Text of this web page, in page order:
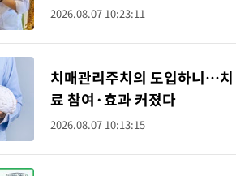
2026.08.07 10:23:11
치매관리주치의 도입하니…치
료 참여·효과 커졌다
2026.08.07 10:13:15